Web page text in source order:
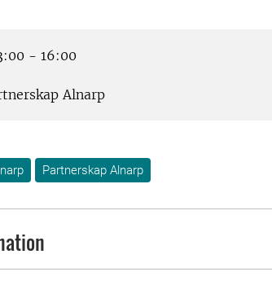
- 16:00
Alnarp
Partnerskap Alnarp